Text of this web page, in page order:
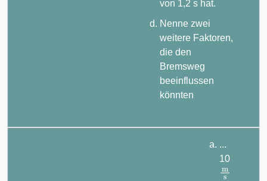
von 1,2 s hat.
Nenne zwei
weitere Faktoren,
die den
Bremsweg
beeinflussen
könnten
...
10
ms